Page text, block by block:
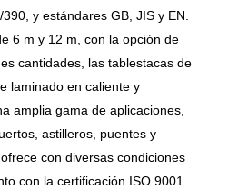
y estándares GB, JIS y EN.
6 m y 12 m, con la opción de
cantidades, las tablestacas de
laminado en caliente y
amplia gama de aplicaciones,
astilleros, puentes y
con diversas condiciones
con la certificación ISO 9001